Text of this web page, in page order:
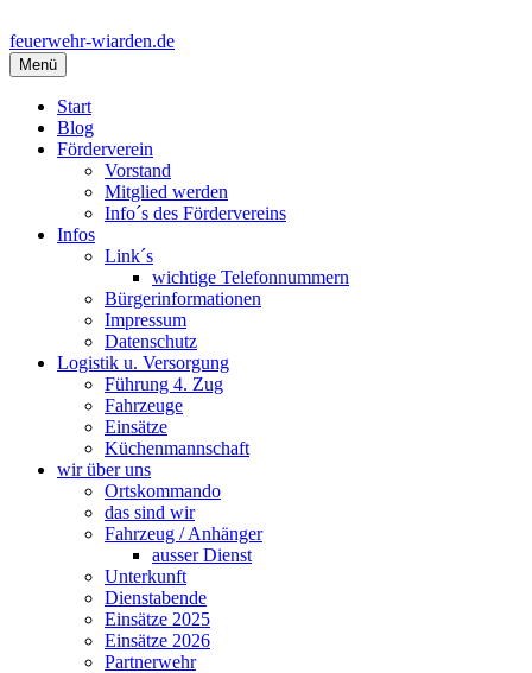
zum
Inhalt
feuerwehr-wiarden.de
Menü
Start
Blog
Förderverein
Vorstand
Mitglied werden
Info´s des Fördervereins
Infos
Link´s
wichtige Telefonnummern
Bürgerinformationen
Impressum
Datenschutz
Logistik u. Versorgung
Führung 4. Zug
Fahrzeuge
Einsätze
Küchenmannschaft
wir über uns
Ortskommando
das sind wir
Fahrzeug / Anhänger
ausser Dienst
Unterkunft
Dienstabende
Einsätze 2025
Einsätze 2026
Partnerwehr